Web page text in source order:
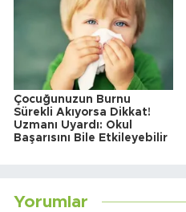
Çocuğunuzun Burnu
Sürekli Akıyorsa Dikkat!
Uzmanı Uyardı: Okul
Başarısını Bile Etkileyebilir
Yorumlar